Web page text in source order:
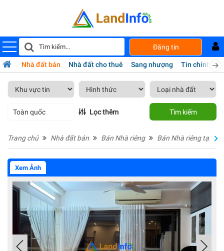
Đăng tin
Nhà đất bán Nhà đất cho thuê Sang nhượng Tin chính chủ
Toàn quốc Lọc thêm Tìm kiếm
Trang chủ Nhà đất bán Bán Nhà riêng Bán Nhà riêng tại Hà
Xem Ảnh